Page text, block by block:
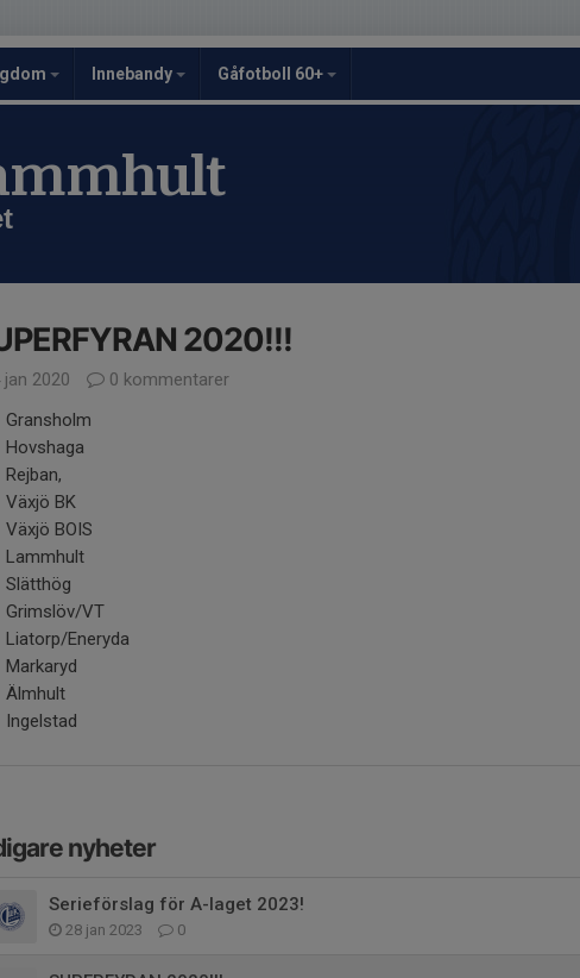
Innebandy Gåfotboll 60+
2020!!!
jan 2020
0 kommentarer
Gransholm
Hovshaga
Rejban,
Växjö BK
Växjö BOIS
Lammhult
Slätthög
Grimslöv/VT
Liatorp/Eneryda
Markaryd
Älmhult
Ingelstad
nyheter
Serieförslag för A-laget 2023!
28 jan 2023 0